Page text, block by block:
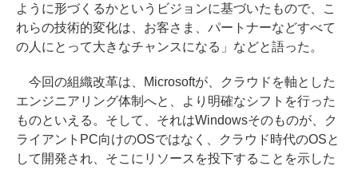
ように形づくるかというビジョンに基づいたもので、こ
れらの技術的変化は、お客さま、パートナーなどすべて
の人にとって大きなチャンスになる」などと語った。
今回の組織改革は、Microsoftが、クラウドを軸とした
エンジニアリング体制へと、より明確なシフトを行った
ものといえる。そして、それはWindowsそのものが、ク
ライアントPC向けのOSではなく、クラウド時代のOSと
して開発され、そこにリソースを投下することを示した